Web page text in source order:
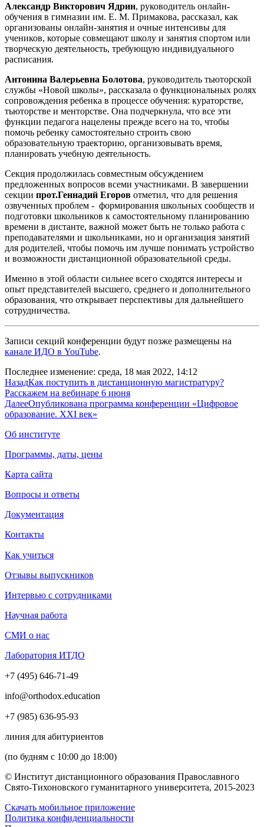
Александр Викторович Ядрин, руководитель онлайн-
обучения в гимназии им. Е. М. Примакова, рассказал, как
организованы онлайн-занятия и очные интенсивы для
учеников, которые совмещают школу и занятия спортом или
творческую деятельность, требующую индивидуального
расписания.
Антонина Валерьевна Болотова, руководитель тьюторской
службы «Новой школы», рассказала о функциональных ролях
сопровождения ребенка в процессе обучения: кураторстве,
тьюторстве и менторстве. Она подчеркнула, что все эти
функции педагога нацелены прежде всего на то, чтобы
помочь ребенку самостоятельно строить свою
образовательную траекторию, организовывать время,
планировать учебную деятельность.
Секция продолжилась совместным обсуждением
предложенных вопросов всеми участниками. В завершении
секции прот.Геннадий Егоров отметил, что для решения
озвученных проблем - формирования школьных сообществ и
подготовки школьников к самостоятельному планированию
времени в дистанте, важной может быть не только работа с
преподавателями и школьниками, но и организация занятий
для родителей, чтобы помочь им лучше понимать устройство
и возможности дистанционной образовательной среды.
Именно в этой области сильнее всего сходятся интересы и
опыт представителей высшего, среднего и дополнительного
образования, что открывает перспективы для дальнейшего
сотрудничества.
Записи секций конференции будут позже размещены на
канале ИДО в YouTube.
Последнее изменение: среда, 18 мая 2022, 14:12
НазадКак поступить в дистанционную магистратуру?
Расскажем на вебинаре 6 июня
ДалееОпубликована программа конференции «Цифровое
образование. XXI век»
Об институте
Программы, даты, цены
Карта сайта
Вопросы и ответы
Документация
Контакты
Как учиться
Отзывы выпускников
Интервью с сотрудниками
Научная работа
СМИ о нас
Лаборатория ИТДО
+7 (495) 646-71-49
info@orthodox.education
+7 (985) 636-95-93
линия для абитуриентов
(по будням с 10:00 до 18:00)
© Институт дистанционного образования Православного
Свято-Тихоновского гуманитарного университета, 2015-2023
Скачать мобильное приложение
Политика конфиденциальности